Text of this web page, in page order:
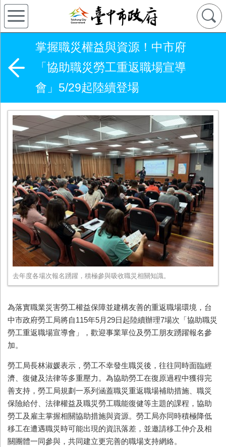
掌握職災權益與資源！中市府
「協助職災勞工重返職場宣導
會」5/29起陸續登場
去年度各場次報名踴躍，積極參與吸收職災相關知識。
為落實職業災害勞工權益保障並建構友善的重返職場環境，台
中市政府勞工局將自115年5月29日起陸續辦理7場次「協助職災
勞工重返職場宣導會」，歡迎事業單位及勞工朋友踴躍報名參
加。
勞工局長林淑媛表示，勞工不幸發生職災後，往往同時面臨經
濟、復健及法律等多重壓力。為協助勞工在復原過程中獲得完
善支持，勞工局規劃一系列涵蓋職災重返職場補助措施、職災
保險給付、法律權益及職災勞工職能復健等主題的課程，協助
勞工及雇主掌握相關協助措施與資源。勞工局亦同時積極降低
移工在遭遇職災時可能出現的資訊落差，並邀請移工仲介及相
關團體一同參與，共同建立更完善的職場支持網絡。